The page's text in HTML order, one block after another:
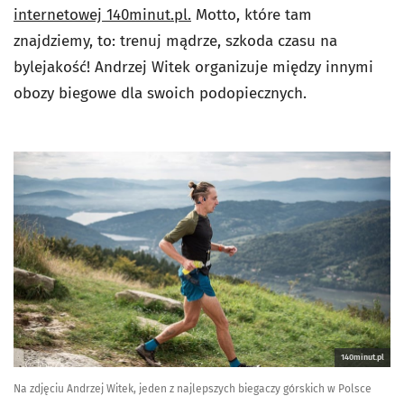
internetowej 140minut.pl. Motto, które tam
znajdziemy, to: trenuj mądrze, szkoda czasu na
bylejakość! Andrzej Witek organizuje między innymi
obozy biegowe dla swoich podopiecznych.
140minut.pl
Na zdjęciu Andrzej Witek, jeden z najlepszych biegaczy górskich w Polsce